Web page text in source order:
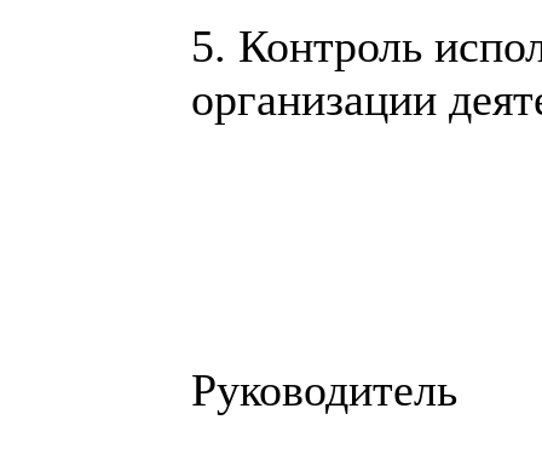
5. Контроль
организации